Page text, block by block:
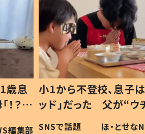
歳息
？」
編集部
小1から不登校、息子は
ッド」だった 父が“ウ
作り続ける理由とは
SNSで話題 ほ・とせな